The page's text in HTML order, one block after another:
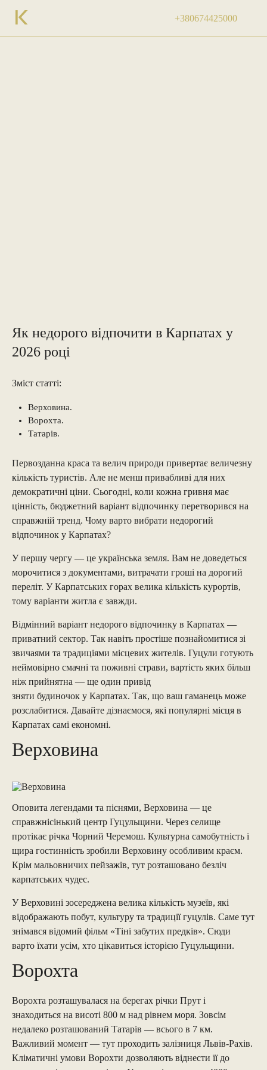
+380674425000
Як недорого відпочити в Карпатах у
2026 році
Зміст статті:
Верховина.
Ворохта.
Татарів.
Первозданна краса та велич природи привертає величезну
кількість туристів. Але не менш привабливі для них
демократичні ціни. Сьогодні, коли кожна гривня має
цінність, бюджетний варіант відпочинку перетворився на
справжній тренд. Чому варто вибрати недорогий
відпочинок у Карпатах?
У першу чергу — це українська земля. Вам не доведеться
морочитися з документами, витрачати гроші на дорогий
переліт. У Карпатських горах велика кількість курортів,
тому варіанти житла є завжди.
Відмінний варіант недорого відпочинку в Карпатах —
приватний сектор. Так навіть простіше познайомитися зі
звичаями та традиціями місцевих жителів. Гуцули готують
неймовірно смачні та поживні страви, вартість яких більш
ніж прийнятна — ще один привід
зняти будиночок у Карпатах. Так, що ваш гаманець може
розслабитися. Давайте дізнаємося, які популярні місця в
Карпатах самі економні.
Верховина
Оповита легендами та піснями, Верховина — це
справжнісінький центр Гуцульщини. Через селище
протікає річка Чорний Черемош. Культурна самобутність і
щира гостинність зробили Верховину особливим краєм.
Крім мальовничих пейзажів, тут розташовано безліч
карпатських чудес.
У Верховині зосереджена велика кількість музеїв, які
відображають побут, культуру та традиції гуцулів. Саме тут
знімався відомий фільм «Тіні забутих предків». Сюди
варто їхати усім, хто цікавиться історією Гуцульщини.
Ворохта
Ворохта розташувалася на берегах річки Прут і
знаходиться на висоті 800 м над рівнем моря. Зовсім
недалеко розташований Татарів — всього в 7 км.
Важливий момент — тут проходить залізниця Львів-Рахів.
Кліматичні умови Ворохти дозволяють віднести її до